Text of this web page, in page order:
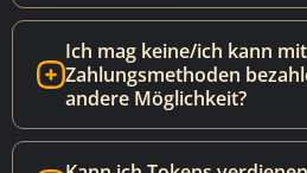
Kommunismus ist die
Scheitern!
Ich mag keine/ich kann
Zahlungsmethoden
andere Möglichkeit?
Aufgrund der Art
verfügbaren